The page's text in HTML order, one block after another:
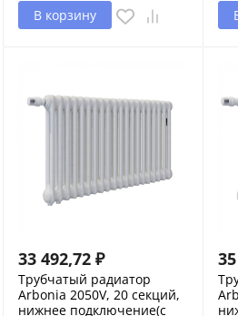
В корзину
33 492,72 ₽
Трубчатый радиатор
Arbonia 2050V, 20 секций,
нижнее подключение(с